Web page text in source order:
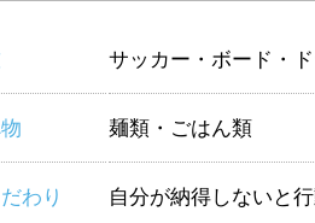
サッカー・ボード・
麺類・ごはん類
わり 自分が納得しないと